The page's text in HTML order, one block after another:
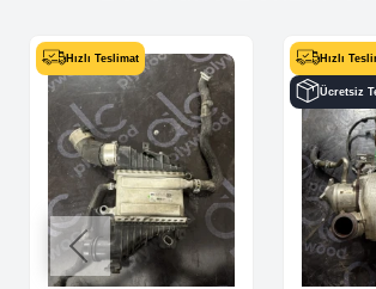
Hızlı Teslimat Hızlı
Ücretsiz